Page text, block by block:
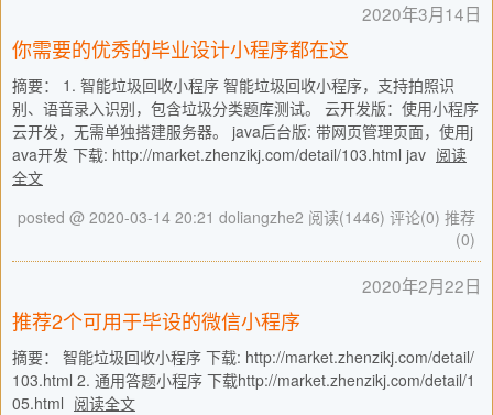
2020年3月14日
你需要的优秀的毕业设计小程序都在这
摘要： 1. 智能垃圾回收小程序 智能垃圾回收小程序，支持拍照识
别、语音录入识别，包含垃圾分类题库测试。 云开发版：使用小程序
云开发，无需单独搭建服务器。 java后台版: 带网页管理页面，使用j
ava开发 下载: http://market.zhenzikj.com/detail/103.html jav 阅读
全文
posted @ 2020-03-14 20:21 doliangzhe2 阅读(1446) 评论(0) 推荐
(0)
2020年2月22日
推荐2个可用于毕设的微信小程序
摘要： 智能垃圾回收小程序 下载: http://market.zhenzikj.com/detail/
103.html 2. 通用答题小程序 下载http://market.zhenzikj.com/detail/1
05.html 阅读全文